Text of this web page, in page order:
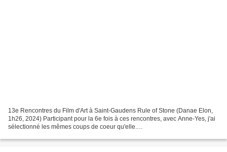
13e Rencontres du Film d'Art à Saint-Gaudens Rule of Stone (Danae Elon,
1h26, 2024) Participant pour la 6e fois à ces rencontres, avec Anne-Yes, j'ai
sélectionné les mêmes coups de coeur qu'elle.